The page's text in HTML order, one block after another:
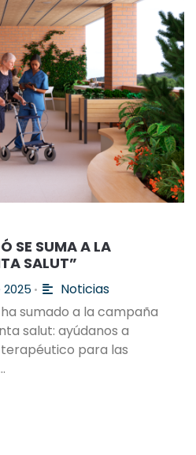
SE SUMA A LA
SALUT”
•
Noticias
sumado a la campaña
salut: ayúdanos a
para las